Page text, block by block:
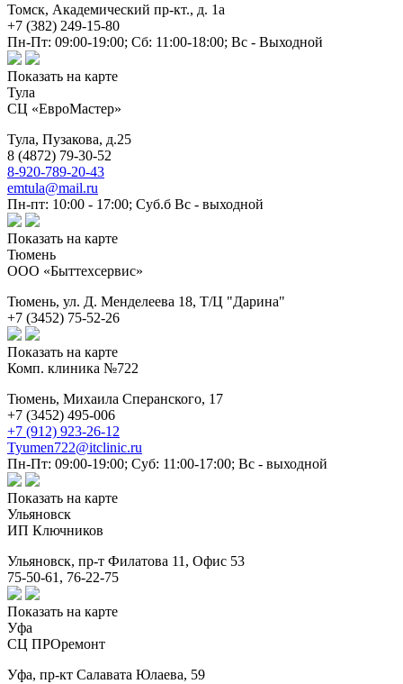
Томск, Академический пр-кт., д. 1а
+7 (382) 249-15-80
Пн-Пт: 09:00-19:00; Сб: 11:00-18:00; Вс - Выходной
Показать на карте
Тула
СЦ «ЕвроМастер»
Тула, Пузакова, д.25
8 (4872) 79-30-52
8-920-789-20-43
emtula@mail.ru
Пн-пт: 10:00 - 17:00; Суб.б Вс - выходной
Показать на карте
Тюмень
ООО «Быттехсервис»
Тюмень, ул. Д. Менделеева 18, Т/Ц "Дарина"
+7 (3452) 75-52-26
Показать на карте
Комп. клиника №722
Тюмень, Михаила Сперанского, 17
+7 (3452) 495-006
+7 (912) 923-26-12
Tyumen722@itclinic.ru
Пн-Пт: 09:00-19:00; Суб: 11:00-17:00; Вс - выходной
Показать на карте
Ульяновск
ИП Ключников
Ульяновск, пр-т Филатова 11, Офис 53
75-50-61, 76-22-75
Показать на карте
Уфа
СЦ ПРОремонт
Уфа, пр-кт Салавата Юлаева, 59